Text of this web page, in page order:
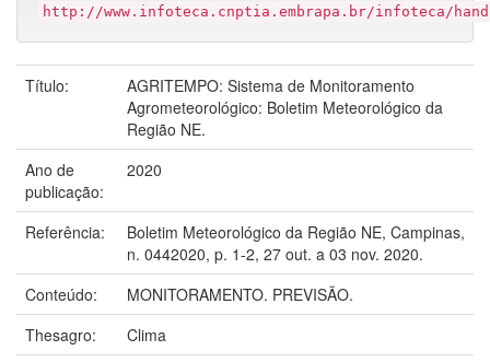
http://www.infoteca.cnptia.embrapa.br/infoteca/
Título:
AGRITEMPO: Sistema de Monitoramento
Agrometeorológico: Boletim Meteorológico da
Região NE.
Ano de
publicação:
2020
Referência:
Boletim Meteorológico da Região NE, Campinas,
n. 0442020, p. 1-2, 27 out. a 03 nov. 2020.
Conteúdo:
MONITORAMENTO. PREVISÃO.
Thesagro:
Clima